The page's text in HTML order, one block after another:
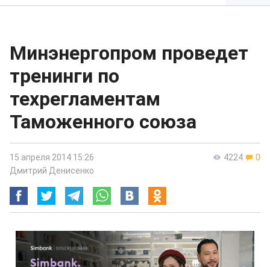
Минэнергопром проведет
тренинги по
техрегламентам
Таможенного союза
4224 0
15 апреля 2014 15:26
Дмитрий Денисенко